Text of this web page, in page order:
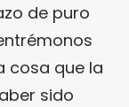
de puro
cosa que la
sido